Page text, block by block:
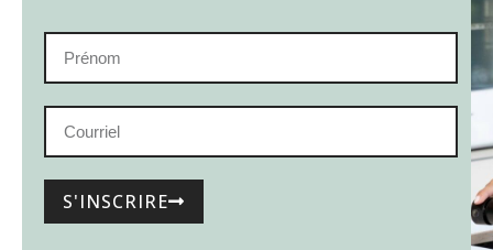
S'INSCRIRE